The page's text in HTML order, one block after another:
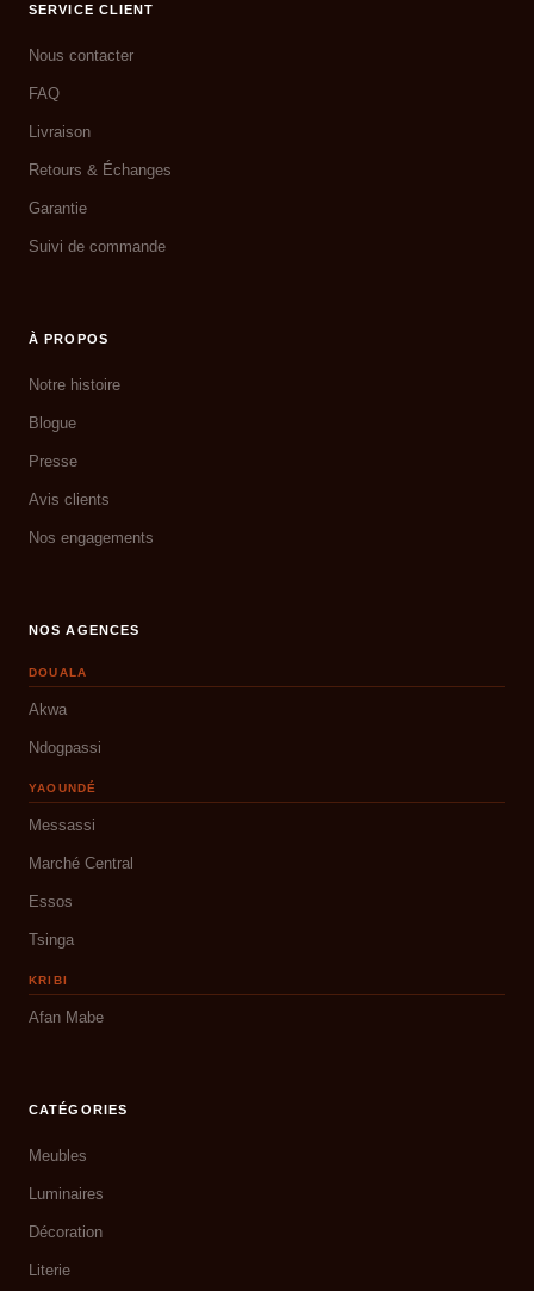
SERVICE CLIENT
Nous contacter
FAQ
Livraison
Retours & Échanges
Garantie
Suivi de commande
À PROPOS
Notre histoire
Blogue
Presse
Avis clients
Nos engagements
NOS AGENCES
DOUALA
Akwa
Ndogpassi
YAOUNDÉ
Messassi
Marché Central
Essos
Tsinga
KRIBI
Afan Mabe
CATÉGORIES
Meubles
Luminaires
Décoration
Literie